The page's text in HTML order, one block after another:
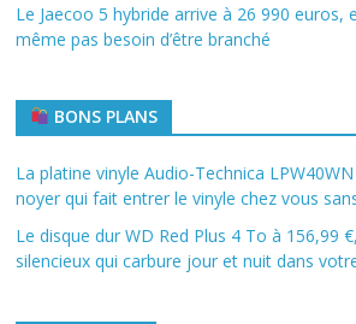
Le Jaecoo 5 hybride arrive à 26 990 euros,
même pas besoin d’être branché
BONS PLANS
La platine vinyle Audio-Technica
noyer qui fait entrer le vinyle chez vous
Le disque dur WD Red Plus 4 To à 156,99
silencieux qui carbure jour et nuit dans